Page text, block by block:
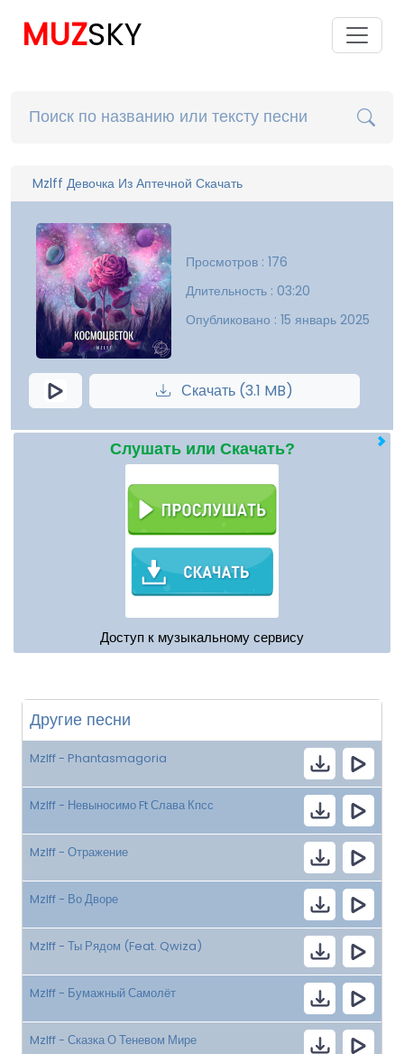
MUZSKY
Mzlff Девочка Из Аптечной Скачать
Просмотров : 176
Длительность : 03:20
Опубликовано : 15 январь 2025
Скачать (3.1 MB)
Слушать или Скачать?
Доступ к музыкальному сервису
Другие песни
Mzlff - Phantasmagoria
Mzlff - Невыносимо Ft Слава Кпсс
Mzlff - Отражение
Mzlff - Во Дворе
Mzlff - Ты Рядом (Feat. Qwiza)
Mzlff - Бумажный Самолёт
Mzlff - Сказка О Теневом Мире